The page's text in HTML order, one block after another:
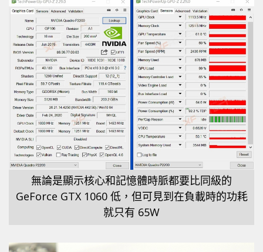
無論是顯示核心和記憶體時脈都要比同級的
GeForce GTX 1060 低，但可見到在負載時的功耗
就只有 65W